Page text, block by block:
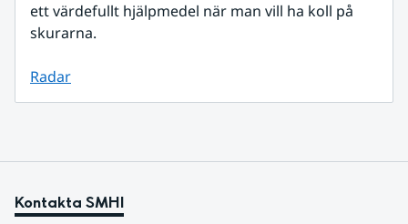
ett värdefullt hjälpmedel när man vill ha koll på
skurarna.
Radar
Kontakta SMHI